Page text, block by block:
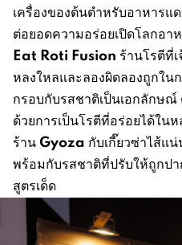
เครื่องของต้นตำหรับอาหารแ
ต่อยอดความอร่อยเปิดโลกอา
Eat Roti Fusion ร้านโรตีที่
หลงใหลและลองผิดลองถูกใน
กรอบกับรสชาติเป็นเอกลักษณ์
ด้วยการเป็นโรตีที่อร่อยได้ใน
ร้านGyoza กับเกี๊ยวซ่าไส้แ
พร้อมกับรสชาติที่ปรับให้ถูกป
สูตรเด็ด